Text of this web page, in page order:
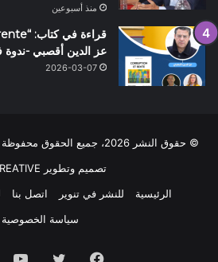
منذ أسبوعين
عز الدين أقصبي -ندوة
2026-03-07
تصميم وتطوير
الرئيسية
للنشر في تنوير اتصل بنا
سياسة الخصوصية
فيسبوك تويتر